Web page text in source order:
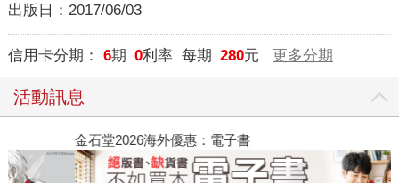
出版日： 2017/06/03
信用卡分期： 6期 0利率 每期 280元 更多分期
活動訊息
金石堂2026海外優惠：電子書